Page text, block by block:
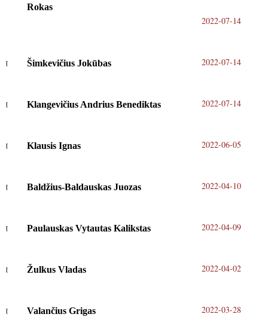
Rokas
2022-07-14
Šimkevičius Jokūbas 2022-07-14
Klangevičius Andrius Benediktas 2022-07-14
Klausis Ignas 2022-06-05
Baldžius-Baldauskas Juozas 2022-04-10
Paulauskas Vytautas Kalikstas 2022-04-09
Žulkus Vladas 2022-04-02
Valančius Grigas 2022-03-28